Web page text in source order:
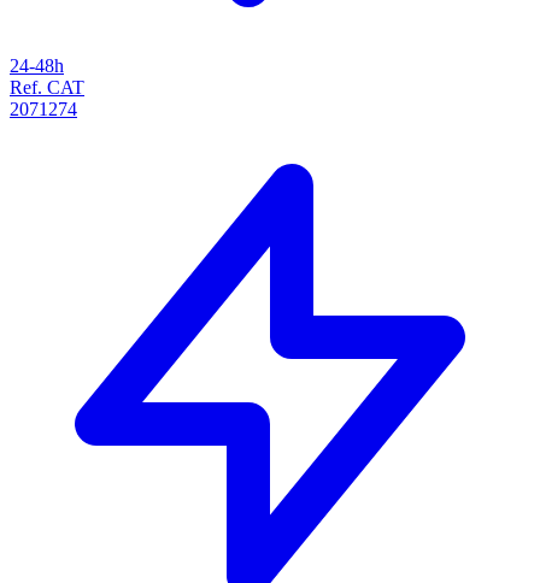
24-48h
Ref. CAT
2071274